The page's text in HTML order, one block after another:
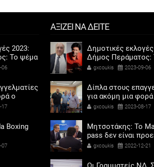
2023:
Το ψέμα
ποδάρια
06
ο
17
Boxing
07
ΑΞΙΖΕΙ ΝΑ ΔΕΙΤΕ
Δημοτικές
Δήμος Περάματος:
τελικά έχει κοντά
gxcoukis 2023-09-06
Δίπλα στους
για ακόμη μια
Αντιδήμαρχος
Καψοκόλης
gxcoukis 2023-08-17
Μητσοτάκης: Το
pass δεν είναι
αντίδωρο -
gxcoukis 2022-12-21